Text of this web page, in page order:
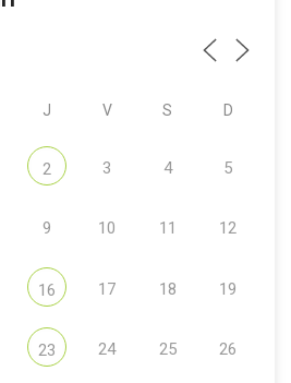
J V S D
2 3 4 5
9 10 11 12
16 17 18 19
23 24 25 26